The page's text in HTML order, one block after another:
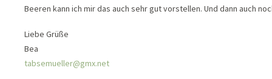
Beeren kann ich mir das auch sehr gut vorstellen. Und dann auch
Liebe Grüße
Bea
tabsemueller@gmx.net